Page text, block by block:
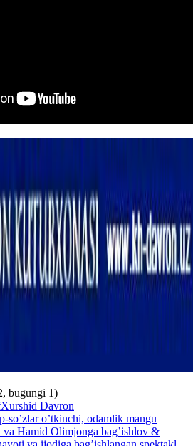
bugungi 1)
Xurshid Davron
so’zlar o’tkinchi, odamlik mangu
Hamid Olimjonga bag’ishlov &